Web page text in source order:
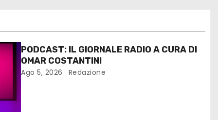
PODCAST: IL GIORNALE RADIO A CURA DI
OMAR COSTANTINI
Ago 5, 2026 Redazione